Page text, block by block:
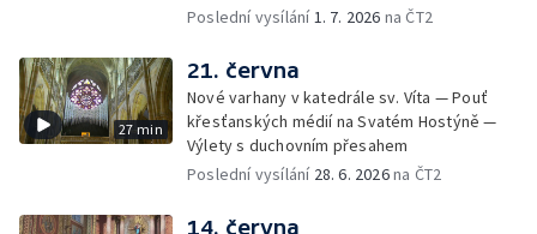
v krajce, krajka v liturgickém umění —
Poslední vysílání1. 7. 2026 na ČT2
27 min
21. června
Nové varhany v katedrále sv. Víta — Pouť
křesťanských médií na Svatém Hostýně —
Výlety s duchovním přesahem
Poslední vysílání 28. 6. 2026na ČT2
14. června